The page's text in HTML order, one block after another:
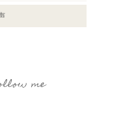
me